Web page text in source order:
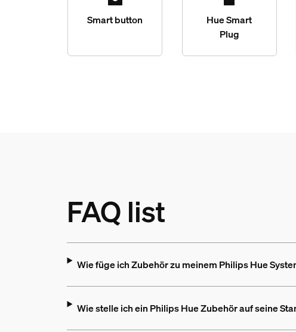
Smart button
Hue Smart
Plug
FAQ list
Wie füge ich Zubehör zu meinem Philips Hue
Wie stelle ich ein Philips Hue Zubehör auf seine